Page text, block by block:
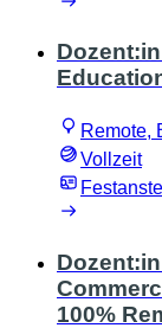
Remote,
Vollzeit
100%